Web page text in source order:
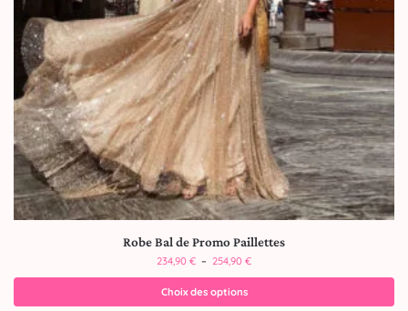
Robe Bal de Promo Paillettes
234,90 € – 254,90 €
Choix des options